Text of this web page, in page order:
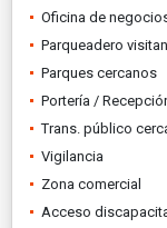
Oficina de
Parqueadero
Parques cercanos
Portería /
Trans. público
Vigilancia
Zona comercial
Acceso